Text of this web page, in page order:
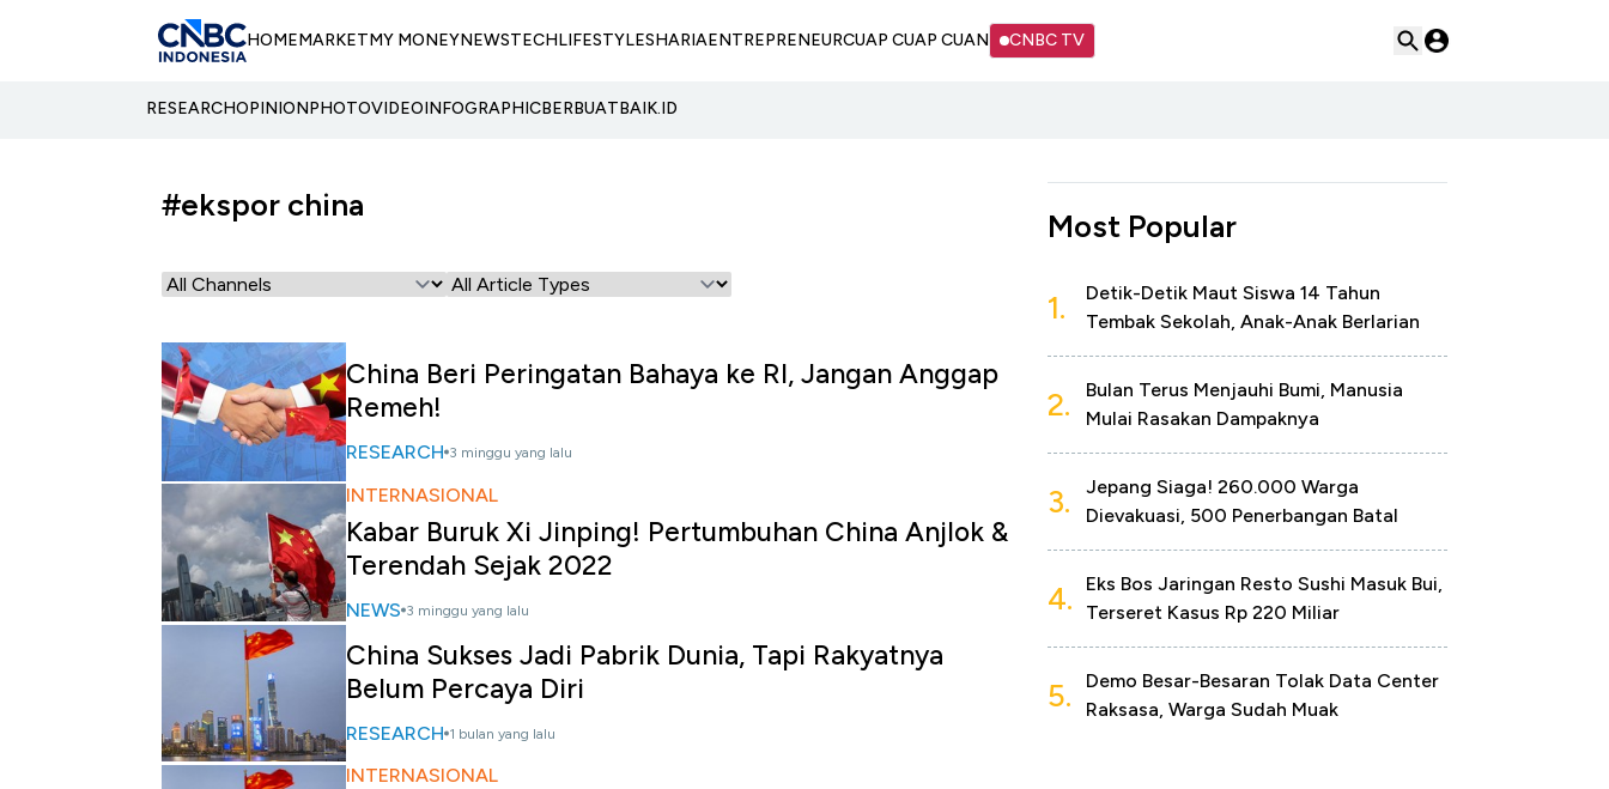
HOMEMARKETMY MONEYNEWSTECHLIFESTYLESHARIAENTREPRENEURCUAP CUAP CUAN CNBC TV
RESEARCHOPINIONPHOTOVIDEOINFOGRAPHICBERBUATBAIK.ID
#ekspor china
China Beri Peringatan Bahaya ke RI, Jangan Anggap
Remeh!
RESEARCH 3 minggu yang lalu
INTERNASIONAL
Kabar Buruk Xi Jinping! Pertumbuhan China Anjlok &
Terendah Sejak 2022
NEWS 3 minggu yang lalu
China Sukses Jadi Pabrik Dunia, Tapi Rakyatnya
Belum Percaya Diri
RESEARCH 1 bulan yang lalu
INTERNASIONAL
Most Popular
1.
Detik-Detik Maut Siswa 14 Tahun
Tembak Sekolah, Anak-Anak Berlarian
2.
Bulan Terus Menjauhi Bumi, Manusia
Mulai Rasakan Dampaknya
3.
Jepang Siaga! 260.000 Warga
Dievakuasi, 500 Penerbangan Batal
4.
Eks Bos Jaringan Resto Sushi Masuk Bui,
Terseret Kasus Rp 220 Miliar
5.
Demo Besar-Besaran Tolak Data Center
Raksasa, Warga Sudah Muak